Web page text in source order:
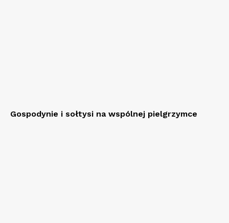
Gospodynie i sołtysi na wspólnej pielgrzymce